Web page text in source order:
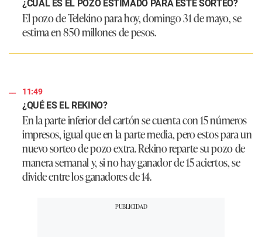
¿CUÁL ES EL POZO ESTIMADO PARA ESTE SORTEO?
El pozo de Telekino para hoy, domingo 31 de mayo, se
estima en 850 millones de pesos.
11:49
¿QUÉ ES EL REKINO?
En la parte inferior del cartón se cuenta con 15 números
impresos, igual que en la parte media, pero estos para un
nuevo sorteo de pozo extra. Rekino reparte su pozo de
manera semanal y, si no hay ganador de 15 aciertos, se
divide entre los ganadores de 14.